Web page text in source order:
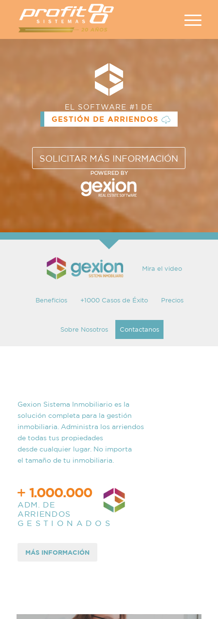
EL SOFTWARE #1 DE
GESTIÓN DE ARRIENDOS
SOLICITAR MÁS INFORMACIÓN
Mira el video
Beneficios +1000 Casos de Éxito Precios
Sobre Nosotros Contactanos
Gexion Sistema Inmobiliario es la
solución completa para la gestión
inmobiliaria. Administra los arriendos
de todas tus propiedades
desde cualquier lugar. No importa
el tamaño de tu inmobiliaria.
1.000.000
ADM. DE
ARRIENDOS
G E S T I O N A D O S
MÁS INFORMACIÓN